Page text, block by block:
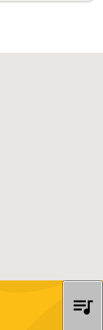
queue_music